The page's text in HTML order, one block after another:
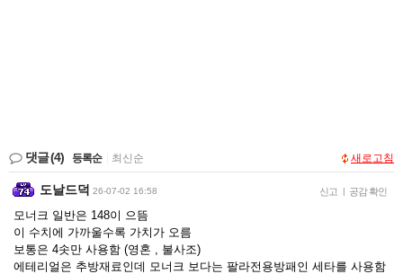
댓글(4) 등록순 최신순 새로고침
도날드덕 26-07-02 16:58 신고 | 공감 확인
모너크 일반은 148이 으뜸
이 수치에 가까울수록 가치가 오름
보통은 4솟만 사용함 (영혼 , 불사조)
에테리얼은 추방재료인데 모너크 보다는 팔라전용방패인 세타를 사용함